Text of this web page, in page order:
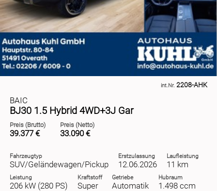
int.Nr. 2208-AHK
BAIC
BJ30 1.5 Hybrid 4WD+3J Gar
Preis (Brutto)
39.377 €
Preis (Netto)
33.090 €
Fahrzeugtyp
SUV/Geländewagen/Pickup
Erstzulassung
12.06.2026
Laufleistung
11 km
Leistung
206 kW (280 PS)
Kraftstoff
Super
Getriebe
Automatik
Hubraum
1.498 ccm